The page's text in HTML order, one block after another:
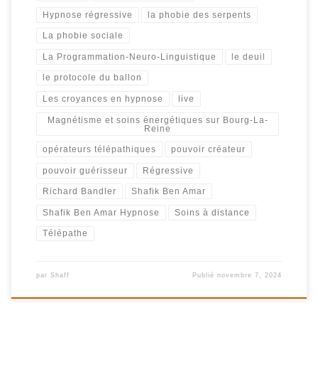
Hypnose régressive la phobie des serpents
La phobie sociale
La Programmation-Neuro-Linguistique le deuil
le protocole du ballon
Les croyances en hypnose live
Magnétisme et soins énergétiques sur Bourg-La-
Reine
opérateurs télépathiques pouvoir créateur
pouvoir guérisseur Régressive
Richard Bandler Shafik Ben Amar
Shafik Ben Amar Hypnose Soins à distance
Télépathe
par Shaff Publiénovembre 7, 2024